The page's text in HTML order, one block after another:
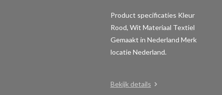
Product specificaties Kleur
Rood, Wit Materiaal Textiel
Gemaakt in Nederland Merk
locatie Nederland.
Bekijk details